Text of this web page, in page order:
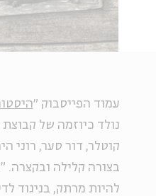
עמוד הפייסבוק ״
נולד כיוזמה של
קוטלר, דור סער, רוני
בצורה קלילה ובקצרה.
להיות מרתק, בניגוד